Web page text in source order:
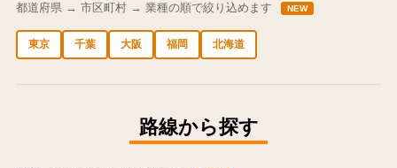
都道府県 → 市区町村 → 業種の順で絞り込めます NEW
東京 千葉 大阪 福岡 北海道
路線から探す